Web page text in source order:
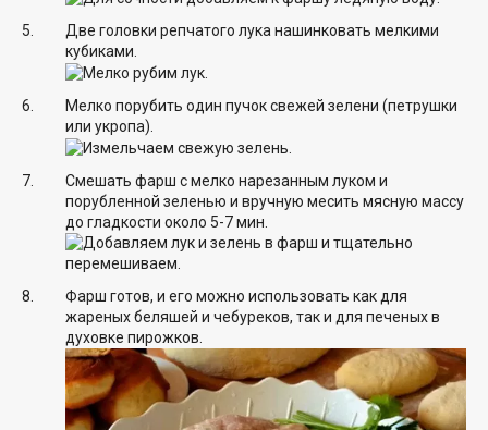
Две головки репчатого лука нашинковать мелкими
кубиками.
Мелко порубить один пучок свежей зелени (петрушки
или укропа).
Смешать фарш с мелко нарезанным луком и
порубленной зеленью и вручную месить мясную массу
до гладкости около 5-7 мин.
Фарш готов, и его можно использовать как для
жареных беляшей и чебуреков, так и для печеных в
духовке пирожков.